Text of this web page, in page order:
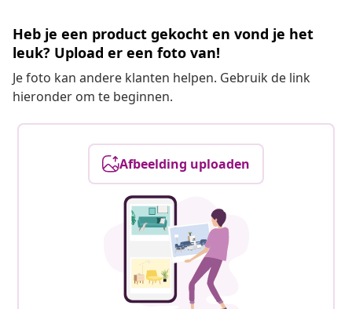
Heb je een product gekocht en vond je het
leuk? Upload er een foto van!
Je foto kan andere klanten helpen. Gebruik de link
hieronder om te beginnen.
Afbeelding uploaden